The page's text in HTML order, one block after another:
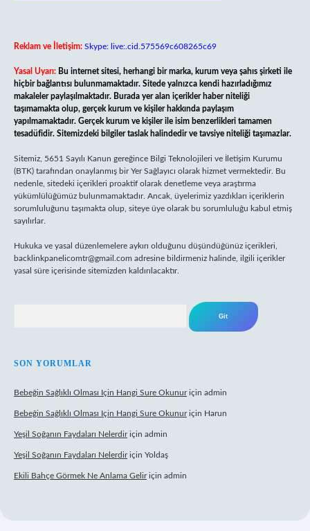
Reklam ve İletişim: Skype: live:.cid.575569c608265c69
Yasal Uyarı: Bu internet sitesi, herhangi bir marka, kurum veya şahıs şirketi ile
hiçbir bağlantısı bulunmamaktadır. Sitede yalnızca kendi hazırladığımız
makaleler paylaşılmaktadır. Burada yer alan içerikler haber niteliği
taşımamakta olup, gerçek kurum ve kişiler hakkında paylaşım
yapılmamaktadır. Gerçek kurum ve kişiler ile isim benzerlikleri tamamen
tesadüfidir. Sitemizdeki bilgiler taslak halindedir ve tavsiye niteliği taşımazlar.
Sitemiz, 5651 Sayılı Kanun gereğince Bilgi Teknolojileri ve İletişim Kurumu
(BTK) tarafından onaylanmış bir Yer Sağlayıcı olarak hizmet vermektedir. Bu
nedenle, sitedeki içerikleri proaktif olarak denetleme veya araştırma
yükümlülüğümüz bulunmamaktadır. Ancak, üyelerimiz yazdıkları içeriklerin
sorumluluğunu taşımakta olup, siteye üye olarak bu sorumluluğu kabul etmiş
sayılırlar.
Hukuka ve yasal düzenlemelere aykırı olduğunu düşündüğünüz içerikleri,
backlinkpanelicomtr@gmail.com adresine bildirmeniz halinde, ilgili içerikler
yasal süre içerisinde sitemizden kaldırılacaktır.
SON YORUMLAR
Bebeğin Sağlıklı Olması Için Hangi Sure Okunuriçin admin
Bebeğin Sağlıklı Olması Için Hangi Sure Okunuriçin Harun
Yeşil Soğanın Faydaları Nelerdiriçin admin
Yeşil Soğanın Faydaları Nelerdiriçin Yoldaş
Ekili Bahçe Görmek Ne Anlama Geliriçin admin